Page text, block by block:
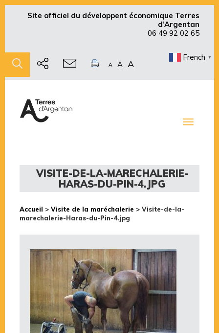
Site officiel du développent économique Terres
d’Argentan
06 49 92 02 65
A A A
French ▼
Toggle
VISITE-DE-LA-MARECHALERIE-
HARAS-DU-PIN-4.JPG
Accueil > Visite de la maréchalerie > Visite-de-la-
marechalerie-Haras-du-Pin-4.jpg